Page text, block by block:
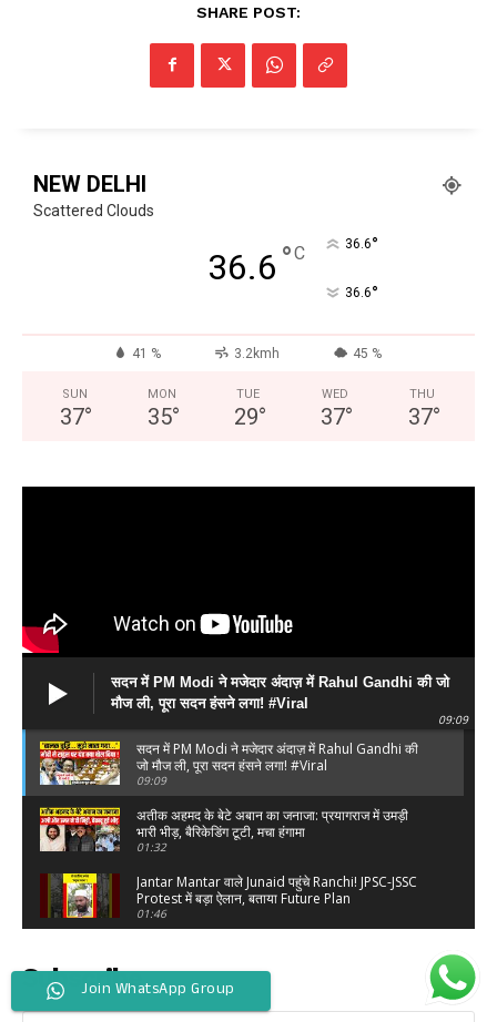
SHARE POST:
NEW DELHI
Scattered Clouds
36.6 °C 36.6°
36.6°
41 % 3.2kmh 45 %
SUN
37°
MON
35°
TUE
29°
WED
37°
THU
37°
सदन में PM Modi ने मजेदार अंदाज़ में Rahul Gandhi की जो
मौज ली, पूरा सदन हंसने लगा! #Viral
09:09
सदन में PM Modi ने मजेदार अंदाज़ में Rahul Gandhi की
जो मौज ली, पूरा सदन हंसने लगा! #Viral
09:09
अतीक अहमद के बेटे अबान का जनाजा: प्रयागराज में उमड़ी
भारी भीड़, बैरिकेडिंग टूटी, मचा हंगामा
01:32
Jantar Mantar वाले Junaid पहुंचे Ranchi! JPSC-JSSC
Protest में बड़ा ऐलान, बताया Future Plan
01:46
01:04
Yash की ‘Toxic’ पर Nayanthara का बड़ा बयान! Kiara
SubscribeJoin WhatsApp Group